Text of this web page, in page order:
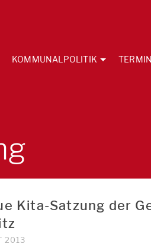
KOMMUNALPOLITIK
Kita-Satzung der
2013